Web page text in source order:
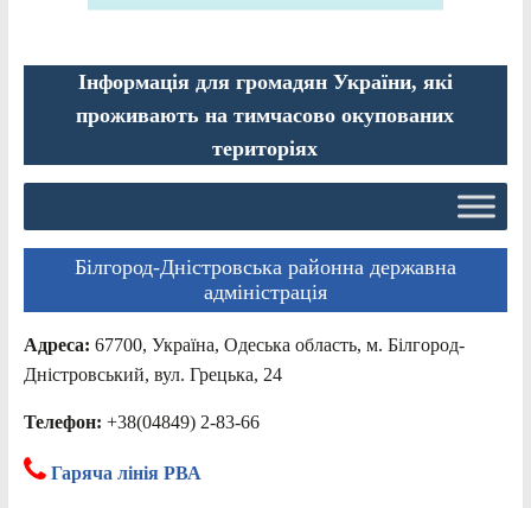
Інформація для громадян України, які
проживають на тимчасово окупованих
територіях
Білгород-Дністровська районна державна
адміністрація
Адреса: 67700, Україна, Одеська область, м. Білгород-
Дністровський, вул. Грецька, 24
Телефон: +38(04849) 2-83-66
Гаряча лінія РВА